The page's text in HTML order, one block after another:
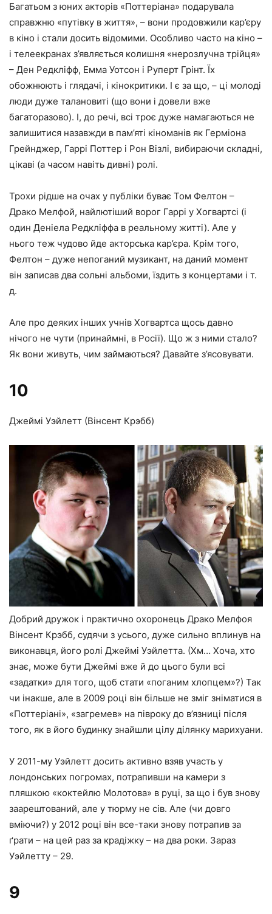
Багатьом з юних акторів «Поттеріана» подарувала
справжню «путівку в життя», – вони продовжили кар’єру
в кіно і стали досить відомими. Особливо часто на кіно –
і телеекранах з’являється колишня «нерозлучна трійця»
– Ден Редкліфф, Емма Уотсон і Руперт Грінт. Їх
обожнюють і глядачі, і кінокритики. І є за що, – ці молоді
люди дуже талановиті (що вони і довели вже
багаторазово). І, до речі, всі троє дуже намагаються не
залишитися назавжди в пам’яті кіноманів як Герміона
Грейнджер, Гаррі Поттер і Рон Візлі, вибираючи складні,
цікаві (а часом навіть дивні) ролі.
Трохи рідше на очах у публіки буває Том Фелтон –
Драко Мелфой, найлютіший ворог Гаррі у Хогвартсі (і
один Деніела Редкліффа в реальному житті). Але у
нього теж чудово йде акторська кар’єра. Крім того,
Фелтон – дуже непоганий музикант, на даний момент
він записав два сольні альбоми, їздить з концертами і т.
д.
Але про деяких інших учнів Хогвартса щось давно
нічого не чути (принаймні, в Росії). Що ж з ними стало?
Як вони живуть, чим займаються? Давайте з’ясовувати.
10
Джеймі Уэйлетт (Вінсент Крэбб)
Добрий дружок і практично охоронець Драко Мелфоя
Вінсент Крэбб, судячи з усього, дуже сильно вплинув на
виконавця, його ролі Джеймі Уэйлетта. (Хм… Хоча, хто
знає, може бути Джеймі вже й до цього були всі
«задатки» для того, щоб стати «поганим хлопцем»?) Так
чи інакше, але в 2009 році він більше не зміг зніматися в
«Поттеріані», «загремев» на півроку до в’язниці після
того, як в його будинку знайшли цілу ділянку марихуани.
У 2011-му Уэйлетт досить активно взяв участь у
лондонських погромах, потрапивши на камери з
пляшкою «коктейлю Молотова» в руці, за що і був знову
заарештований, але у тюрму не сів. Але (чи довго
вміючи?) у 2012 році він все-таки знову потрапив за
ґрати – на цей раз за крадіжку – на два роки. Зараз
Уэйлетту – 29.
9